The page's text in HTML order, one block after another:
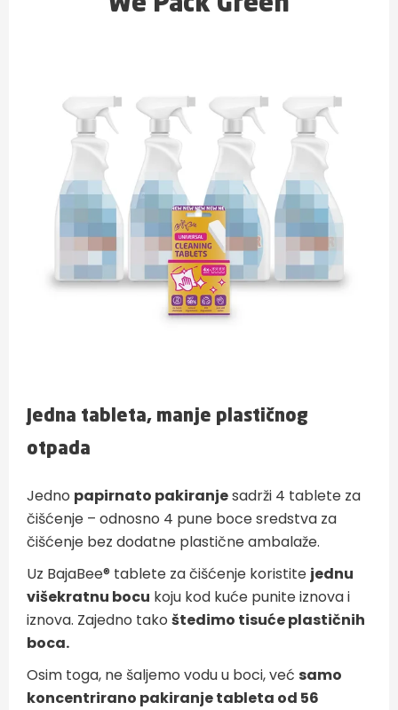
We Pack Green
Jedna tableta, manje plastičnog
otpada
Jedno papirnato pakiranjesadrži 4 tablete za
čišćenje – odnosno 4 pune boce sredstva za
čišćenje bez dodatne plastične ambalaže.
Uz BajaBee® tablete za čišćenje koristite jednu
višekratnu bocu koju kod kuće punite iznova i
iznova. Zajedno tako štedimo tisuće plastičnih
boca.
Osim toga, ne šaljemo vodu u boci, već samo
koncentrirano pakiranje tableta od 56